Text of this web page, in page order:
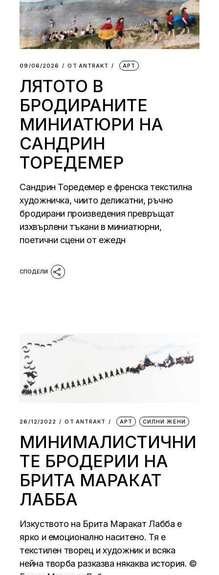
09/06/2026 ОТ АNTRAKT АРТ
ЛЯТОТО В
БРОДИРАНИТЕ
МИНИАТЮРИ НА
САНДРИН
ТОРЕДЕМЕР
Сандрин Торедемер е френска текстилна
художничка, чиито деликатни, ръчно
бродирани произведения превръщат
изхвърлени тъкани в миниатюрни,
поетични сцени от ежедн
26/12/2022 ОТ АNTRAKT АРТ СИЛНИ ЖЕНИ
МИНИМАЛИСТИЧНИ
ТЕ БРОДЕРИИ НА
БРИТА МАРАКАТ
ЛАББА
Изкуството на Брита Маракат Лабба е
ярко и емоционално наситено. Тя е
текстилен творец и художник и всяка
нейна творба разказва някаква история. ©